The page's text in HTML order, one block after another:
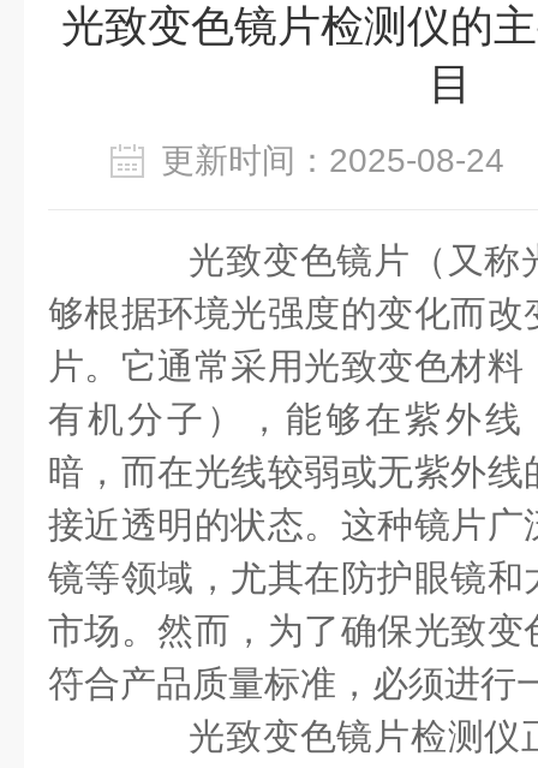
光致变色镜片检测仪的
目
更新时间：2025-08-
光致变色镜片（又称
够根据环境光强度的变化而
片。它通常采用光致变色材
有机分子），能够在紫外线
暗，而在光线较弱或无紫外
接近透明的状态。这种镜片
镜等领域，尤其在防护眼镜
市场。然而，为了确保光致
符合产品质量标准，必须进行
光致变色镜片检测仪